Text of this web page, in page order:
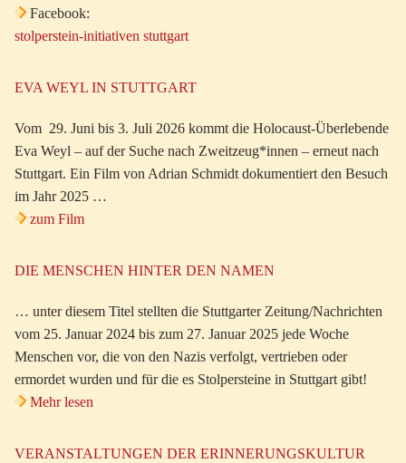
Facebook:
stolperstein-initiativen stuttgart
EVA WEYL IN STUTTGART
Vom 29. Juni bis 3. Juli 2026 kommt die Holocaust-Überlebende
Eva Weyl – auf der Suche nach Zweitzeug*innen – erneut nach
Stuttgart. Ein Film von Adrian Schmidt dokumentiert den Besuch
im Jahr 2025 …
zum Film
DIE MENSCHEN HINTER DEN NAMEN
… unter diesem Titel stellten die Stuttgarter Zeitung/Nachrichten
vom 25. Januar 2024 bis zum 27. Januar 2025 jede Woche
Menschen vor, die von den Nazis verfolgt, vertrieben oder
ermordet wurden und für die es Stolpersteine in Stuttgart gibt!
Mehr lesen
VERANSTALTUNGEN DER ERINNERUNGSKULTUR